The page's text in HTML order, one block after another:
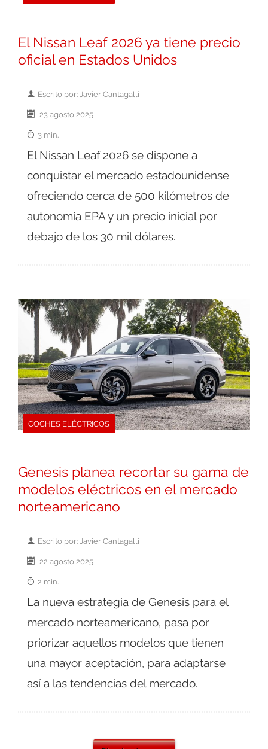
El Nissan Leaf 2026 ya tiene precio
oficial en Estados Unidos
Escrito por: Javier Cantagalli
23 agosto 2025
3 min.
El Nissan Leaf 2026 se dispone a
conquistar el mercado estadounidense
ofreciendo cerca de 500 kilómetros de
autonomía EPA y un precio inicial por
debajo de los 30 mil dólares.
COCHES ELÉCTRICOS
Genesis planea recortar su gama de
modelos eléctricos en el mercado
norteamericano
Escrito por: Javier Cantagalli
22 agosto 2025
2 min.
La nueva estrategia de Genesis para el
mercado norteamericano, pasa por
priorizar aquellos modelos que tienen
una mayor aceptación, para adaptarse
así a las tendencias del mercado.